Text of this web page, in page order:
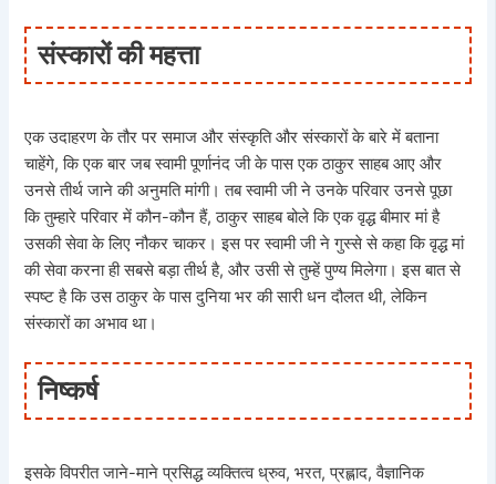
संस्कारों की महत्ता
एक उदाहरण के तौर पर समाज और संस्कृति और संस्कारों के बारे में बताना
चाहेंगे, कि एक बार जब स्वामी पूर्णानंद जी के पास एक ठाकुर साहब आए और
उनसे तीर्थ जाने की अनुमति मांगी। तब स्वामी जी ने उनके परिवार उनसे पूछा
कि तुम्हारे परिवार में कौन-कौन हैं, ठाकुर साहब बोले कि एक वृद्ध बीमार मां है
उसकी सेवा के लिए नौकर चाकर। इस पर स्वामी जी ने गुस्से से कहा कि वृद्ध मां
की सेवा करना ही सबसे बड़ा तीर्थ है, और उसी से तुम्हें पुण्य मिलेगा। इस बात से
स्पष्ट है कि उस ठाकुर के पास दुनिया भर की सारी धन दौलत थी, लेकिन
संस्कारों का अभाव था।
निष्कर्ष
इसके विपरीत जाने-माने प्रसिद्ध व्यक्तित्व ध्रुव, भरत, प्रह्लाद, वैज्ञानिक